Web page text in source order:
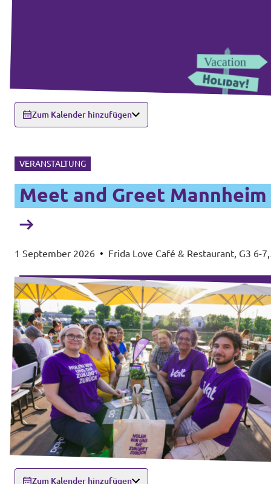
Zum Kalender hinzufügen
VERANSTALTUNG
Meet and Greet Mannheim
1 September 2026 • Frida Love Café & Restaurant, G3 6-7,
Zum Kalender hinzufügen